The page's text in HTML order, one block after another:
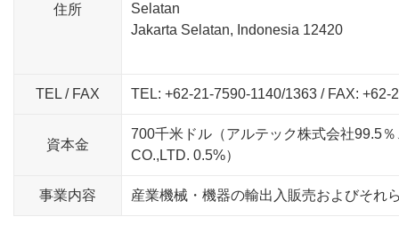
住所
Selatan
Jakarta Selatan, Indonesia 12420
TEL / FAX TEL: +62-21-7590-1140/1363 / FAX: +62-
資本金
700千米ドル（アルテック株式会社99.5
CO.,LTD. 0.5%）
事業内容 産業機械・機器の輸出入販売およびそれ